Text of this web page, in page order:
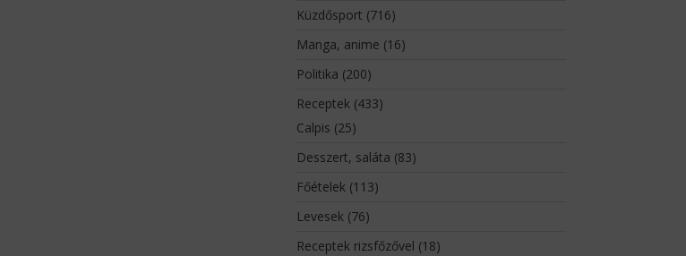
Küzdősport (716)
Manga, anime (16)
Politika (200)
Receptek(433)
Calpis (25)
Desszert, saláta (83)
Főételek(113)
Levesek(76)
Receptek rizsfőzővel (18)